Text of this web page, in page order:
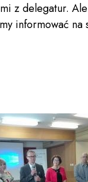
z delegatur.
informować